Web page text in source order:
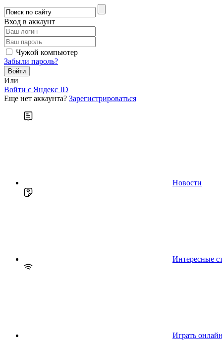
Вход в аккаунт
Чужой компьютер
Забыли пароль?
Или
Войти c Яндекс ID
Еще нет аккаунта? Зарегистрироваться
Новости
Интересные
Играть онлайн